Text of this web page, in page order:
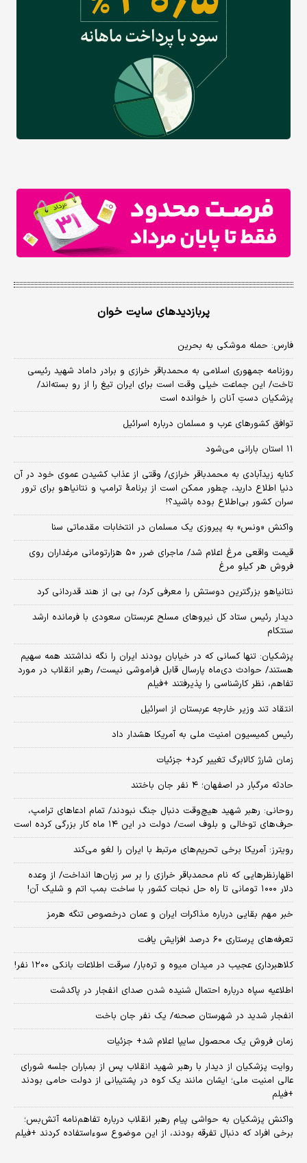
پربازدیدهای سایت خوان
فارس: حمله موشکی به بحرین
روزنامه جمهوری اسلامی به محمدباقر خرازی و برادر داماد شهید رئیسی
تاخت/ این جماعت خیلی وقت است برای ایران تیغ را از رو بسته‌اند/
پزشکیان دستِ آنان را خوانده است
توافق کشورهای عرب و مسلمان درباره اسرائیل
۱۱ استان بارانی می‌شود
کنایه زیدآبادی به محمدباقر خرازی/ وقتی از عذاب کشیدن عموی خود در آن
دنیا اطلاع دارید، چطور ممکن است از برنامهٔ ترامپ و نتانیاهو برای ترور
سران کشور بی‌اطلاع بوده باشید؟!
واکنش «ونس» به پیروزی یک مسلمان در انتخابات مقدماتی سنا
قیمت واقعی مرغ اعلام شد/ ماجرای ضرر ۵۰ هزارتومانی مرغداران روی
فروش هر کیلو مرغ
نتانیاهو بزرگترین دوستش را معرفی کرد/ بی بی از هند قدردانی کرد
دیدار رئیس ستاد کل نیروهای مسلح عربستان سعودی با فرمانده ارشد
سنتکام
پزشکیان: تنها کسانی که در خیابان بودند ایران را نگه نداشتند همه سهیم
هستند/ حوادث دی‌ماه پارسال قابل فراموشی نیست/ رهبر انقلاب در مورد
تفاهم، نظر کارشناسی را پذیرفتند +فیلم
انتقاد تند وزیر خارجه عربستان از اسرائیل
رئیس کمیسیون امنیت ملی به آمریکا هشدار داد
زمان شارژ کالابرگ تغییر کرد+ جزئیات
حادثه مرگبار در اصفهان؛ ۴ نفر جان باختند
روحانی: رهبر شهید هیچ‌وقت دنبال جنگ نبودند/ تمام ادعاهای ترامپ،
حرف‌های توخالی و بلوف است/ دولت در این ۱۴ ماه کار بزرگی کرده است
رویترز: آمریکا برخی تحریم‌های مرتبط با ایران را لغو می‌کند
اظهارنظرهایی که نام محمدباقر خرازی را بر سر زبان‌ها انداخت/ از وعده
دلار ۱۰۰۰ تومانی تا راه حل نجات کشور با ساخت بمب اتم و شلیک آن!
خبر مهم بقایی درباره مذاکرات ایران و عمان درخصوص تنگه هرمز
تعرفه‌های پرستاری ۶۰ درصد افزایش یافت
کلاهبرداری عجیب در میدان میوه و تره‌بار/ سرقت اطلاعات بانکی ۱۲۰۰ نفر!
اطلاعیه سپاه درباره احتمال شنیده شدن صدای انفجار در پاکدشت
انفجار شدید در شهرستان صحنه/ یک نفر جان باخت
زمان فروش یک محصول سایپا اعلام شد+ جزئیات
روایت پزشکیان از دیدار با رهبر شهید انقلاب پس از بمباران جلسه شورای
عالی امنیت ملی؛ ایشان مانند یک کوه در پشتیبانی از دولت حامی بودند
+فیلم
واکنش پزشکیان به حواشی پیام رهبر انقلاب درباره تفاهم‌نامه آتش‌بس؛
برخی افراد که دنبال تفرقه بودند، از این موضوع سوءاستفاده کردند +فیلم